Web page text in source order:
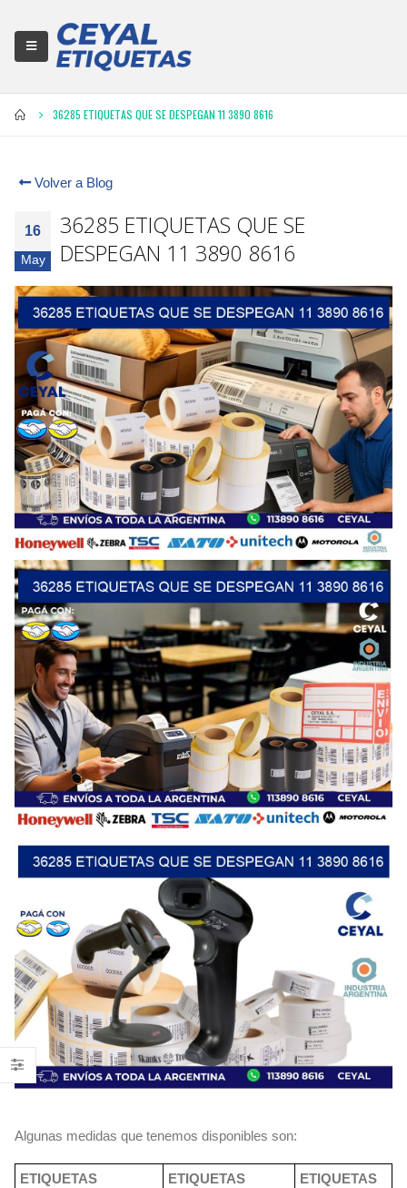
36285 ETIQUETAS QUE SE DESPEGAN 11 3890 8616
Volver a Blog
16
May
36285 ETIQUETAS QUE SE
DESPEGAN 11 3890 8616
Algunas medidas que tenemos disponibles son:
ETIQUETAS
ETIQUETAS
ETIQUETAS